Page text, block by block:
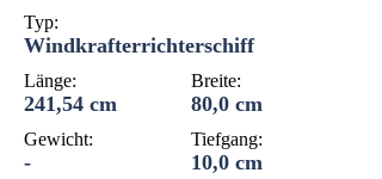
Typ:
Windkrafterrichterschiff
Länge: Breite:
241,54 cm 80,0 cm
Gewicht: Tiefgang:
- 10,0 cm